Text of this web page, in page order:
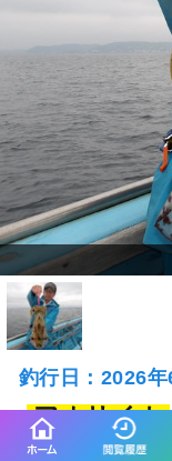
釣行日：2026
アオリイカ